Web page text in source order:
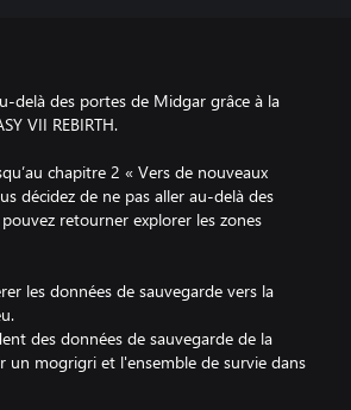
delà des portes de Midgar grâce à la
VII REBIRTH.
chapitre 2 « Vers de nouveaux
décidez de ne pas aller au-delà des
retourner explorer les zones
les données de sauvegarde vers la
des données de sauvegarde de la
mogrigri et l'ensemble de survie dans